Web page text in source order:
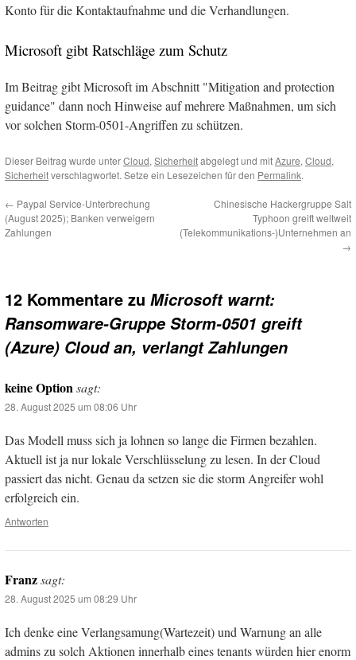
Konto für die Kontaktaufnahme und die Verhandlungen.
Microsoft gibt Ratschläge zum Schutz
Im Beitrag gibt Microsoft im Abschnitt "Mitigation and protection
guidance" dann noch Hinweise auf mehrere Maßnahmen, um sich
vor solchen Storm-0501-Angriffen zu schützen.
Dieser Beitrag wurde unterCloud, Sicherheitabgelegt und mitAzure, Cloud,
Sicherheitverschlagwortet. Setze ein Lesezeichen für den Permalink.
← Paypal Service-Unterbrechung
(August 2025); Banken verweigern
Zahlungen
Chinesische Hackergruppe Salt
Typhoon greift weltweit
(Telekommunikations-)Unternehmen an
→
12 Kommentare zu Microsoft warnt:
Ransomware-Gruppe Storm-0501 greift
(Azure) Cloud an, verlangt Zahlungen
keine Optionsagt:
28. August 2025 um 08:06 Uhr
Das Modell muss sich ja lohnen so lange die Firmen bezahlen.
Aktuell ist ja nur lokale Verschlüsselung zu lesen. In der Cloud
passiert das nicht. Genau da setzen sie die storm Angreifer wohl
erfolgreich ein.
Antworten
Franzsagt:
28. August 2025 um 08:29 Uhr
Ich denke eine Verlangsamung(Wartezeit) und Warnung an alle
admins zu solch Aktionen innerhalb eines tenants würden hier enorm